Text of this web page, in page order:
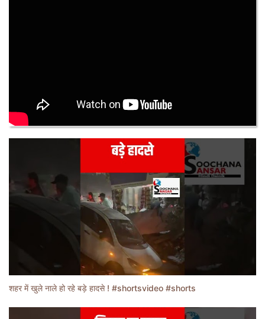
शहर में खुले नाले हो रहे बड़े हादसे ! #shortsvideo #shorts